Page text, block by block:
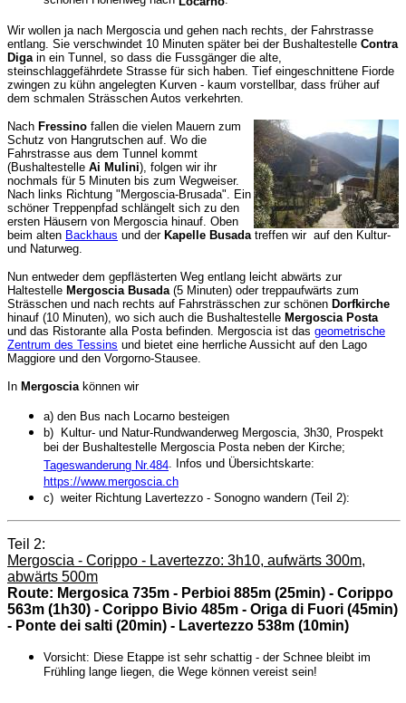
Wir wollen ja nach Mergoscia und gehen nach rechts, der Fahrstrasse
entlang. Sie verschwindet 10 Minuten später bei der Bushaltestelle Contra
Digain ein Tunnel, so dass die Fussgänger die alte,
steinschlaggefährdete Strasse für sich haben. Tief eingeschnittene Fiorde
zwingen zu kühn angelegten Kurven - kaum vorstellbar, dass früher auf
dem schmalen Strässchen Autos verkehrten.
Nach Fressino fallen die vielen Mauern zum
Schutz von Hangrutschen auf. Wo die
Fahrstrasse aus dem Tunnel kommt
(Bushaltestelle Ai Mulini), folgen wir ihr
nochmals für 5 Minuten bis zum Wegweiser.
Nach links Richtung "Mergoscia-Brusada". Ein
schöner Treppenpfad schlängelt sich zu den
ersten Häusern von Mergoscia hinauf. Oben
beim alten Backhaus und der Kapelle Busadatreffen wir auf den Kultur-
und Naturweg.
Nun entweder dem gepflästerten Weg entlang leicht abwärts zur
Haltestelle Mergoscia Busada(5 Minuten) oder treppaufwärts zum
Strässchen und nach rechts auf Fahrsträsschen zur schönen Dorfkirche
hinauf (10 Minuten), wo sich auch die Bushaltestelle Mergoscia Posta
und das Ristorante alla Posta befinden. Mergoscia ist das geometrische
Zentrum des Tessins und bietet eine herrliche Aussicht auf den Lago
Maggiore und den Vorgorno-Stausee.
In Mergosciakönnen wir
a) den Bus nach Locarno besteigen
b) Kultur- und Natur-Rundwanderweg Mergoscia, 3h30, Prospekt
bei der Bushaltestelle Mergoscia Posta neben der Kirche;
Tageswanderung Nr.484. Infos und Übersichtskarte:
https://www.mergoscia.ch
c) weiter Richtung Lavertezzo - Sonogno wandern (Teil 2):
Teil 2:
Mergoscia - Corippo - Lavertezzo: 3h10, aufwärts 300m,
abwärts 500m
Route: Mergosica 735m - Perbioi 885m (25min) - Corippo
563m (1h30) - Corippo Bivio 485m - Origa di Fuori (45min)
- Ponte dei salti (20min) - Lavertezzo 538m (10min)
Vorsicht: Diese Etappe ist sehr schattig - der Schnee bleibt im
Frühling lange liegen, die Wege können vereist sein!